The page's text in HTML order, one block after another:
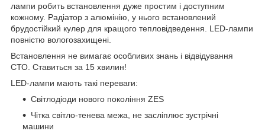
лампи робить встановлення дуже простим і доступним
кожному. Радіатор з алюмінію, у нього встановлений
брудостійкий кулер для кращого тепловідведення. LED-лампи
повністю вологозахищені.
Встановлення не вимагає особливих знань і відвідування
СТО. Ставиться за 15 хвилин!
LED-лампи мають такі переваги:
Світлодіоди нового покоління ZES
Чітка світло-тенева межа, не засліплює зустрічні
машини